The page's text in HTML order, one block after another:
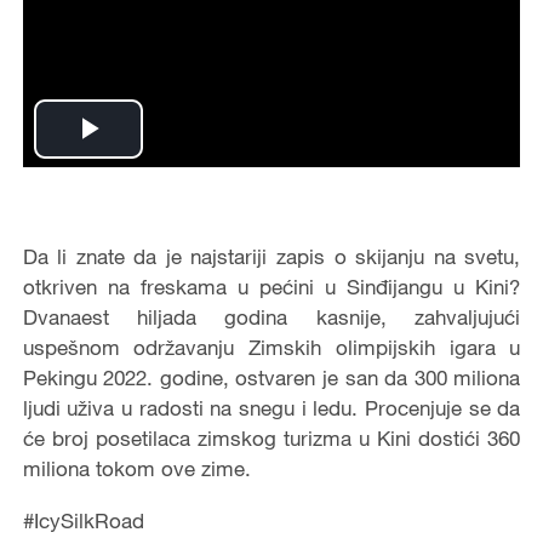
Play
Da li znate da je najstariji zapis o skijanju na svetu,
otkriven na freskama u pećini u Sinđijangu u Kini?
Dvanaest hiljada godina kasnije, zahvaljujući
uspešnom održavanju Zimskih olimpijskih igara u
Pekingu 2022. godine, ostvaren je san da 300 miliona
ljudi uživa u radosti na snegu i ledu. Procenjuje se da
će broj posetilaca zimskog turizma u Kini dostići 360
miliona tokom ove zime.
#IcySilkRoad